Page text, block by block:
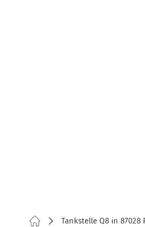
Tankstelle Q8 in 87028